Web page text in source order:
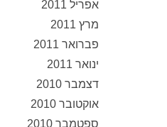
אפריל 2011
מרץ 2011
פברואר 2011
ינואר 2011
דצמבר 2010
אוקטובר 2010
ספטמבר 2010